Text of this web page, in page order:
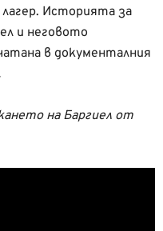
Историята за
и неговото
в документалния
на Баргиел от